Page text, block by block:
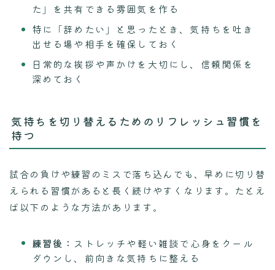
た」を共有できる雰囲気を作る
特に「辞めたい」と思ったとき、気持ちを吐き
出せる場や相手を確保しておく
日常的な挨拶や声かけを大切にし、信頼関係を
深めておく
気持ちを切り替えるためのリフレッシュ習慣を
持つ
試合の負けや練習のミスで落ち込んでも、早めに切り替
えられる習慣があると長く続けやすくなります。たとえ
ば以下のような方法があります。
練習後： ストレッチや軽い雑談で心身をクール
ダウンし、前向きな気持ちに整える